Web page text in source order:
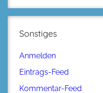
Sonstiges
Anmelden
Eintrags-Feed
Kommentar-Feed